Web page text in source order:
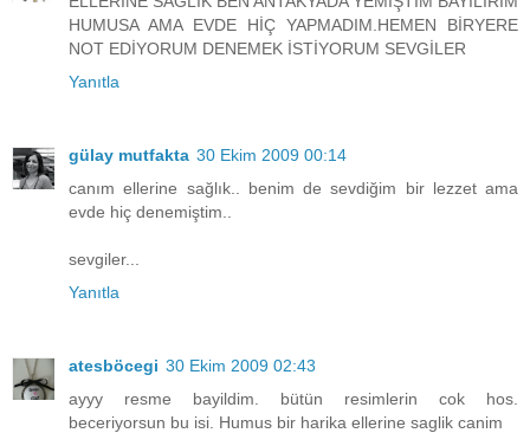
HUMUSA AMA EVDE HİÇ YAPMADIM.HEMEN BİRYERE
NOT EDİYORUM DENEMEK İSTİYORUM SEVGİLER
Yanıtla
gülay mutfakta 30 Ekim 2009 00:14
canım ellerine sağlık.. benim de sevdiğim bir lezzet ama
evde hiç denemiştim..
sevgiler...
Yanıtla
atesböcegi 30 Ekim 2009 02:43
ayyy resme bayildim. bütün resimlerin cok hos.
beceriyorsun bu isi. Humus bir harika ellerine saglik canim